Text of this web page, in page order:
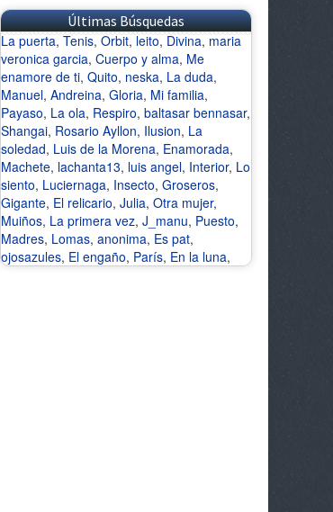
Últimas Búsquedas
La puerta, Tenis, Orbit, leito, Divina, maria
veronica garcia, Cuerpo y alma, Me
enamore de ti, Quito, neska, La duda,
Manuel, Andreina, Gloria, Mi familia,
Payaso, La ola, Respiro, baltasar bennasar,
Shangai, Rosario Ayllon, Ilusion, La
soledad, Luis de la Morena, Enamorada,
Machete, lachanta13, luis angel, Interior, Lo
siento, Luciernaga, Insecto, Groseros,
Gigante, El relicario, Julia, Otra mujer,
Muiños, La primera vez, J_manu, Puesto,
Madres, Lomas, anonima, Es pat,
ojosazules, El engaño, París, En la luna,